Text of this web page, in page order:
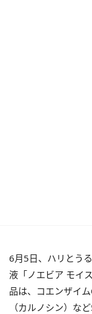
6月5日、ハリとう
液「ノエビア モイ
品は、コエンザイ
（カルノシン）な